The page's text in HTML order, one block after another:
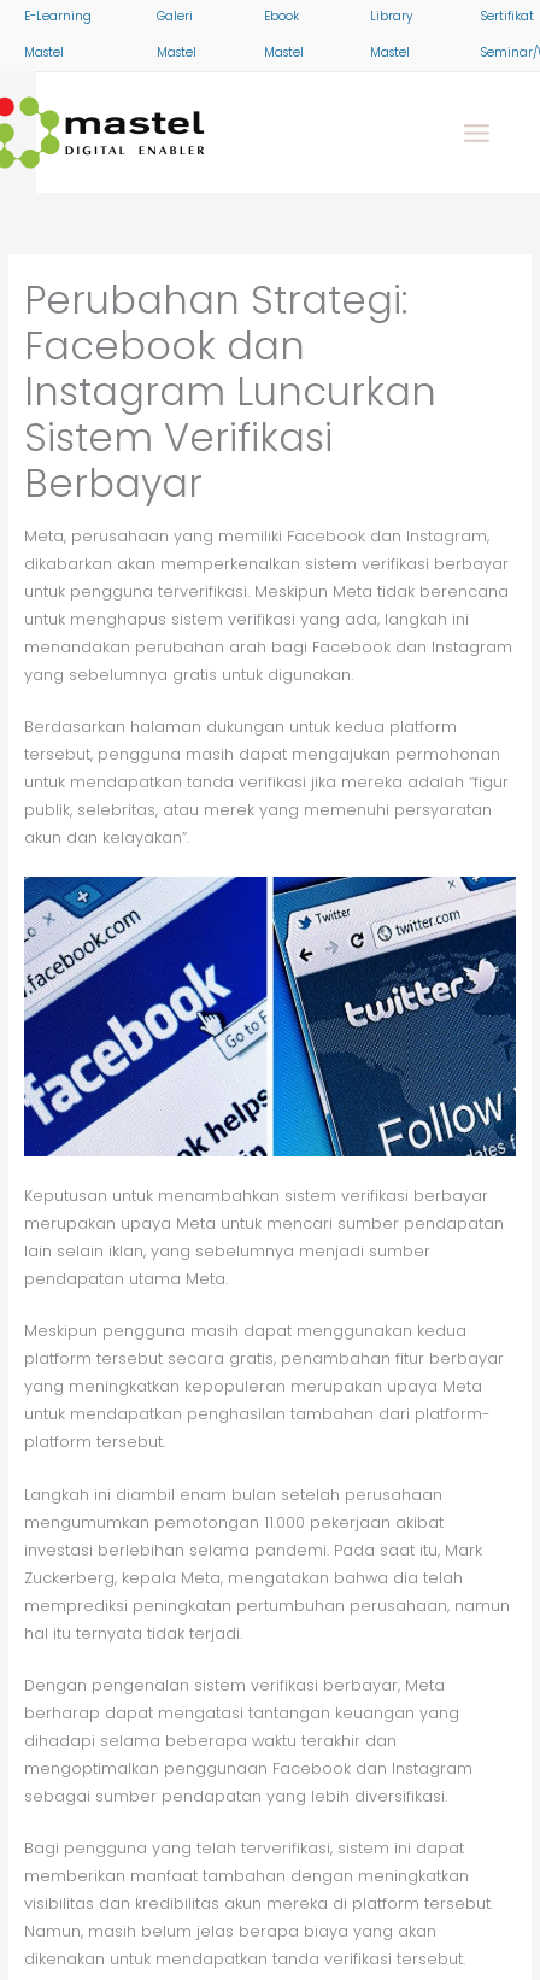
SkipE-Learning
Mastel
Galeri
Mastel
Ebook
Mastel
Library
Mastel
Sertifikat
Perubahan Strategi:
Facebook dan
Instagram Luncurkan
Sistem Verifikasi
Berbayar
Meta, perusahaan yang memiliki Facebook dan Instagram,
dikabarkan akan memperkenalkan sistem verifikasi berbayar
untuk pengguna terverifikasi. Meskipun Meta tidak berencana
untuk menghapus sistem verifikasi yang ada, langkah ini
menandakan perubahan arah bagi Facebook dan Instagram
yang sebelumnya gratis untuk digunakan.
Berdasarkan halaman dukungan untuk kedua platform
tersebut, pengguna masih dapat mengajukan permohonan
untuk mendapatkan tanda verifikasi jika mereka adalah “figur
publik, selebritas, atau merek yang memenuhi persyaratan
akun dan kelayakan”.
Keputusan untuk menambahkan sistem verifikasi berbayar
merupakan upaya Meta untuk mencari sumber pendapatan
lain selain iklan, yang sebelumnya menjadi sumber
pendapatan utama Meta.
Meskipun pengguna masih dapat menggunakan kedua
platform tersebut secara gratis, penambahan fitur berbayar
yang meningkatkan kepopuleran merupakan upaya Meta
untuk mendapatkan penghasilan tambahan dari platform-
platform tersebut.
Langkah ini diambil enam bulan setelah perusahaan
mengumumkan pemotongan 11.000 pekerjaan akibat
investasi berlebihan selama pandemi. Pada saat itu, Mark
Zuckerberg, kepala Meta, mengatakan bahwa dia telah
memprediksi peningkatan pertumbuhan perusahaan, namun
hal itu ternyata tidak terjadi.
Dengan pengenalan sistem verifikasi berbayar, Meta
berharap dapat mengatasi tantangan keuangan yang
dihadapi selama beberapa waktu terakhir dan
mengoptimalkan penggunaan Facebook dan Instagram
sebagai sumber pendapatan yang lebih diversifikasi.
Bagi pengguna yang telah terverifikasi, sistem ini dapat
memberikan manfaat tambahan dengan meningkatkan
visibilitas dan kredibilitas akun mereka di platform tersebut.
Namun, masih belum jelas berapa biaya yang akan
dikenakan untuk mendapatkan tanda verifikasi tersebut.